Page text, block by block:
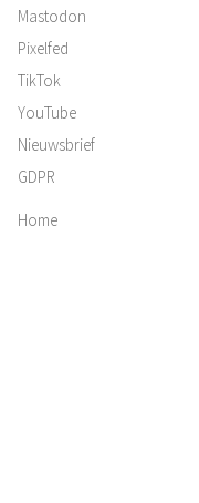
Mastodon
Pixelfed
TikTok
YouTube
Nieuwsbrief
GDPR
Home